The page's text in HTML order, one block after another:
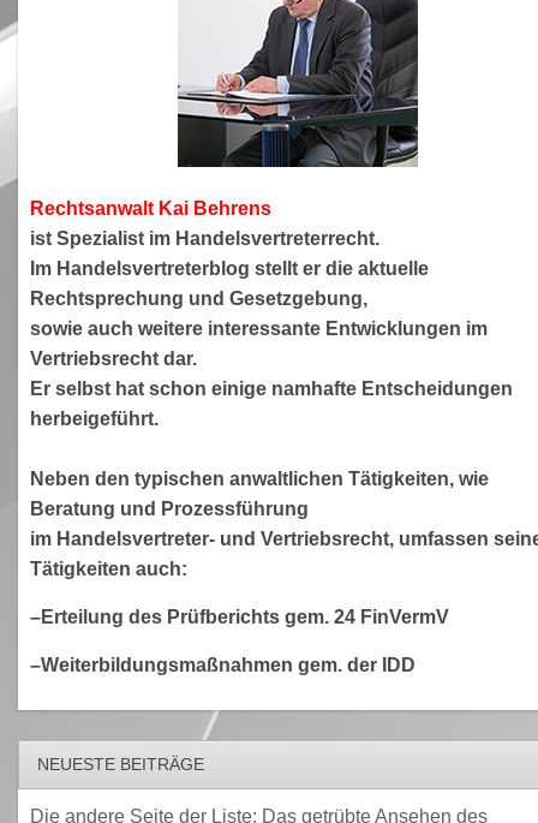
Rechtsanwalt Kai Behrens
ist Spezialist im Handelsvertreterrecht.
Im Handelsvertreterblog stellt er die aktuelle
Rechtsprechung und Gesetzgebung,
sowie auch weitere interessante Entwicklungen im
Vertriebsrecht dar.
Er selbst hat schon einige namhafte Entscheidungen
herbeigeführt.
Neben den typischen anwaltlichen Tätigkeiten, wie
Beratung und Prozessführung
im Handelsvertreter- und Vertriebsrecht, umfassen
Tätigkeiten auch:
–Erteilung des Prüfberichts gem. 24 FinVermV
–Weiterbildungsmaßnahmen gem. der IDD
NEUESTE BEITRÄGE
Die andere Seite der Liste: Das getrübte Ansehen des